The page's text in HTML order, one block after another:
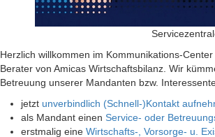
Herzlich willkommen im Kommunikations-
Berater von Amicas Wirtschaftsbilanz. Wir
Betreuung unserer Mandanten bzw.
jetzt unverbindlich (Schnell-)Kontakt
als Mandant einen Service- oder
erstmalig eine Wirtschafts-, Vorsorge- u.